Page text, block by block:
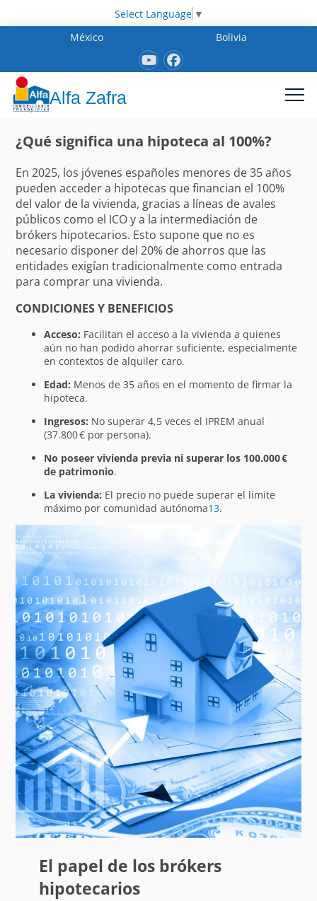
Select Language ▼
México
Bolivia
Alfa Zafra
¿Qué significa una hipoteca al 100%?
En 2025, los jóvenes españoles menores de 35 años
pueden acceder a hipotecas que financian el 100%
del valor de la vivienda, gracias a líneas de avales
públicos como el ICO y a la intermediación de
brókers hipotecarios. Esto supone que no es
necesario disponer del 20% de ahorros que las
entidades exigían tradicionalmente como entrada
para comprar una vivienda.
CONDICIONES Y BENEFICIOS
Acceso: Facilitan el acceso a la vivienda a quienes
aún no han podido ahorrar suficiente, especialmente
en contextos de alquiler caro.
Edad: Menos de 35 años en el momento de firmar la
hipoteca.
Ingresos: No superar 4,5 veces el IPREM anual
(37.800 € por persona).
No poseer vivienda previa ni superar los 100.000 €
de patrimonio.
La vivienda: El precio no puede superar el límite
máximo por comunidad autónoma13.
El papel de los brókers
hipotecarios